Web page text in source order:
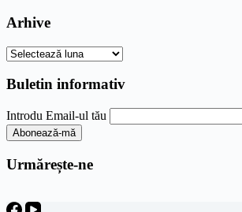
Arhive
Arhive
Buletin informativ
Introdu Email-ul tău
Urmărește-ne